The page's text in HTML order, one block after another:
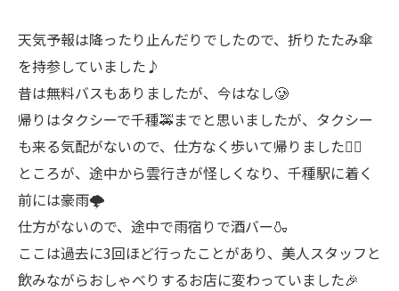
天気予報は降ったり止んだりでしたので、折りたたみ傘
を持参していました♪
昔は無料バスもありましたが、今はなし🥲
帰りはタクシーで千種🚕までと思いましたが、タクシー
も来る気配がないので、仕方なく歩いて帰りました🚶‍♀️
ところが、途中から雲行きが怪しくなり、千種駅に着く
前には豪雨🌩️
仕方がないので、途中で雨宿りで酒バー🍶
ここは過去に3回ほど行ったことがあり、美人スタッフと
飲みながらおしゃべりするお店に変わっていました🎉